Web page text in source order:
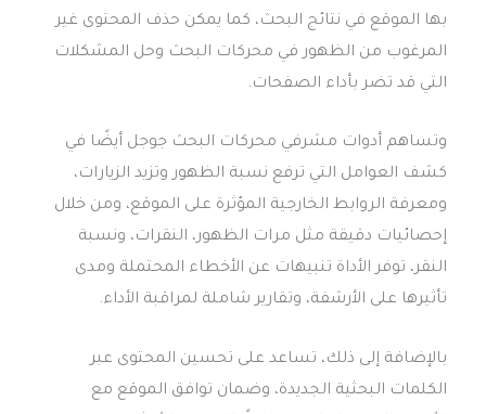
بها الموقع في نتائج البحث، كما يمكن حذف المحتوى غير
المرغوب من الظهور في محركات البحث وحل المشكلات
التي قد تضر بأداء الصفحات.
وتساهم أدوات مشرفي محركات البحث جوجل أيضًا في
كشف العوامل التي ترفع نسبة الظهور وتزيد الزيارات،
ومعرفة الروابط الخارجية المؤثرة على الموقع، ومن خلال
إحصائيات دقيقة مثل مرات الظهور، النقرات، ونسبة
النقر، توفر الأداة تنبيهات عن الأخطاء المحتملة ومدى
تأثيرها على الأرشفة، وتقارير شاملة لمراقبة الأداء.
بالإضافة إلى ذلك، تساعد على تحسين المحتوى عبر
الكلمات البحثية الجديدة، وضمان توافق الموقع مع